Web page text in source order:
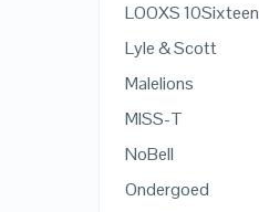
LOOXS 10Sixteen
Lyle & Scott
Malelions
MISS-T
NoBell
Ondergoed